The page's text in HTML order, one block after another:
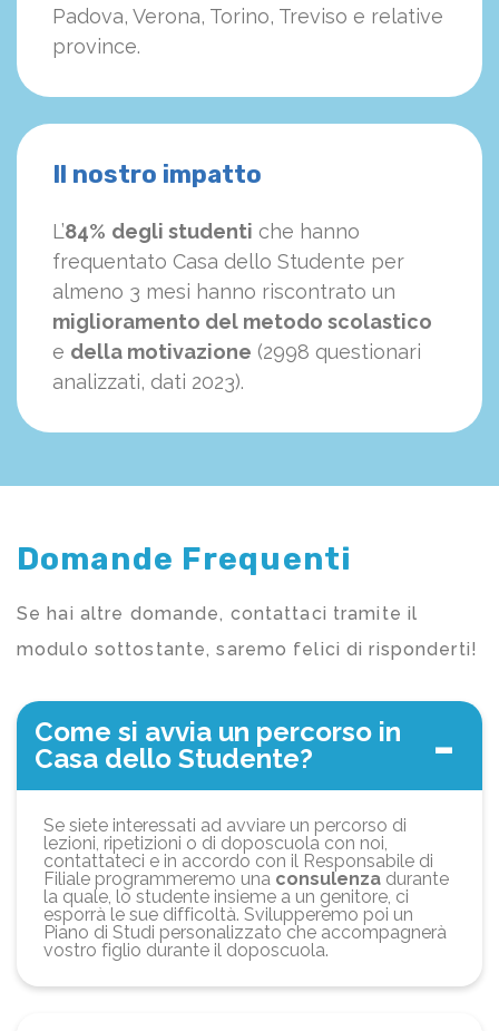
Padova, Verona, Torino, Treviso e relative
province.
Il nostro impatto
L’84% degli studenti che hanno
frequentato Casa dello Studente per
almeno 3 mesi hanno riscontrato un
miglioramento del metodo scolastico
e della motivazione (2998 questionari
analizzati, dati 2023).
Domande Frequenti
Se hai altre domande, contattaci tramite il
modulo sottostante, saremo felici di risponderti!
Come si avvia un percorso in
Casa dello Studente?
Se siete interessati ad avviare un percorso di
lezioni, ripetizioni o di doposcuola con noi,
contattateci e in accordo con il Responsabile di
Filiale programmeremo una consulenza durante
la quale, lo studente insieme a un genitore, ci
esporrà le sue difficoltà. Svilupperemo poi un
Piano di Studi personalizzato che accompagnerà
vostro figlio durante il doposcuola.